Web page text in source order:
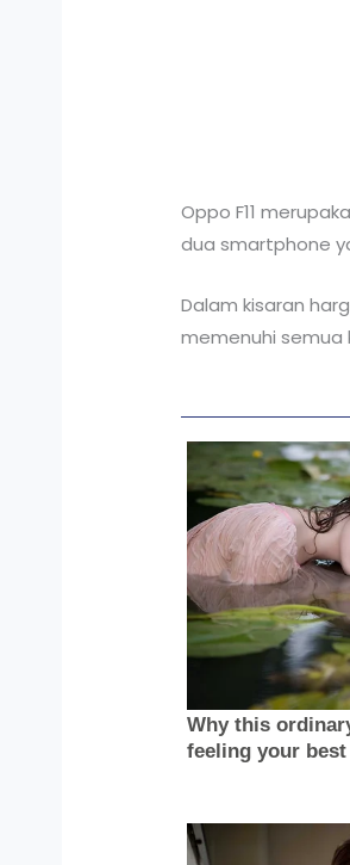
Oppo F11
dua smartphone
Dalam kisaran
memenuhi semua